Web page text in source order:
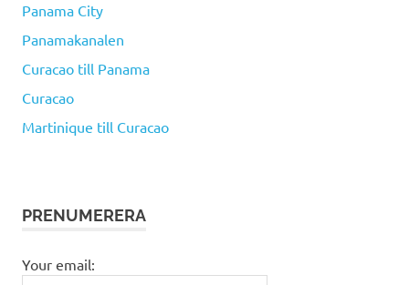
Panama City
Panamakanalen
Curacao till Panama
Curacao
Martinique till Curacao
PRENUMERERA
Your email: